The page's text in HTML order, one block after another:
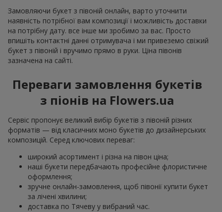
Замовляючи букет з півоній онлайн, варто уточнити
наявність потрібної вам композиції і можливість доставки
на потрібну дату. все інше ми зробимо за вас. Просто
впишіть контактні данні отримувача і ми привеземо свіжий
букет з півоній і вручимо прямо в руки. Ціна півонів
зазначена на сайті.
Переваги замовлення букетів
з піонів на Flowers.ua
Сервіс пропонує великий вибір букетів з півоній різних
форматів — від класичних моно букетів до дизайнерських
композицій. Серед ключових переваг:
широкий асортимент і різна на півон ціна;
наші букети передбачають професійне флористичне
оформлення;
зручне онлайн-замовлення, щоб півонії купити букет
за лічені хвилини;
доставка по Тячеву у вибраний час.